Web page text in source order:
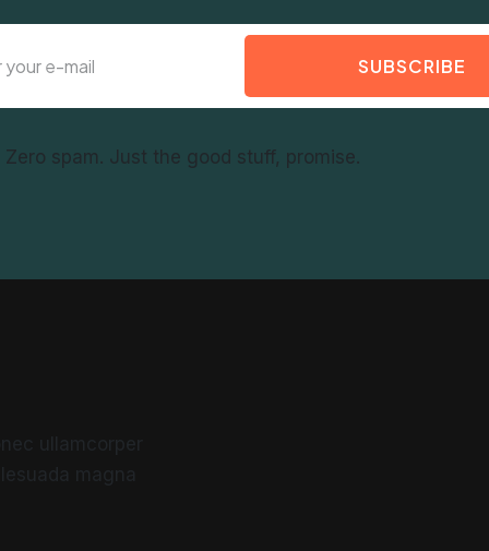
SUBSCRIBE
Zero spam. Just the good stuff, promise.